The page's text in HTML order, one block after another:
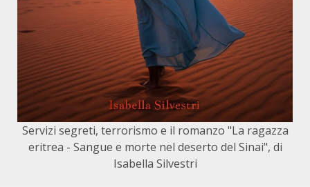
Servizi segreti, terrorismo e il romanzo "La ragazza
eritrea - Sangue e morte nel deserto del Sinai", di
Isabella Silvestri